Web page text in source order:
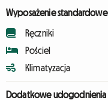
Wyposażenie standardowe
Ręczniki
Pościel
Klimatyzacja
Dodatkowe udogodnienia